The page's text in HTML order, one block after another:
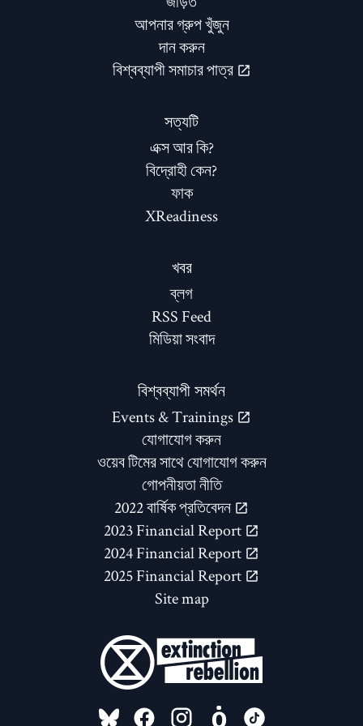
আপনার গ্রুপ খুঁজুন
দান করুন
বিশ্বব্যাপী সমাচার পাত্র
সত্যটি
এক্স আর কি?
বিদ্রোহী কেন?
ফাক
XReadiness
খবর
ব্লগ
RSS Feed
মিডিয়া সংবাদ
বিশ্বব্যাপী সমর্থন
Events & Trainings
যোগাযোগ করুন
ওয়েব টিমের সাথে যোগাযোগ করুন
গোপনীয়তা নীতি
2022 বার্ষিক প্রতিবেদন
2023 Financial Report
2024 Financial Report
2025 Financial Report
Site map
FOLLOW US ON